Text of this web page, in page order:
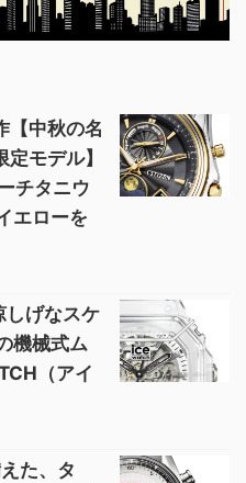
【中秋の名
モデル】
チタニウ
エローを
しげなスケ
機械式ム
（アイ
た、タ